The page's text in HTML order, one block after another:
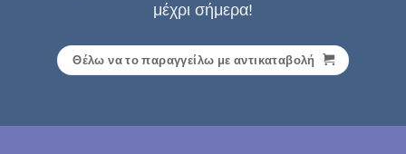
μέχρι σήμερα!
Θέλω να το παραγγείλω με αντικαταβολή